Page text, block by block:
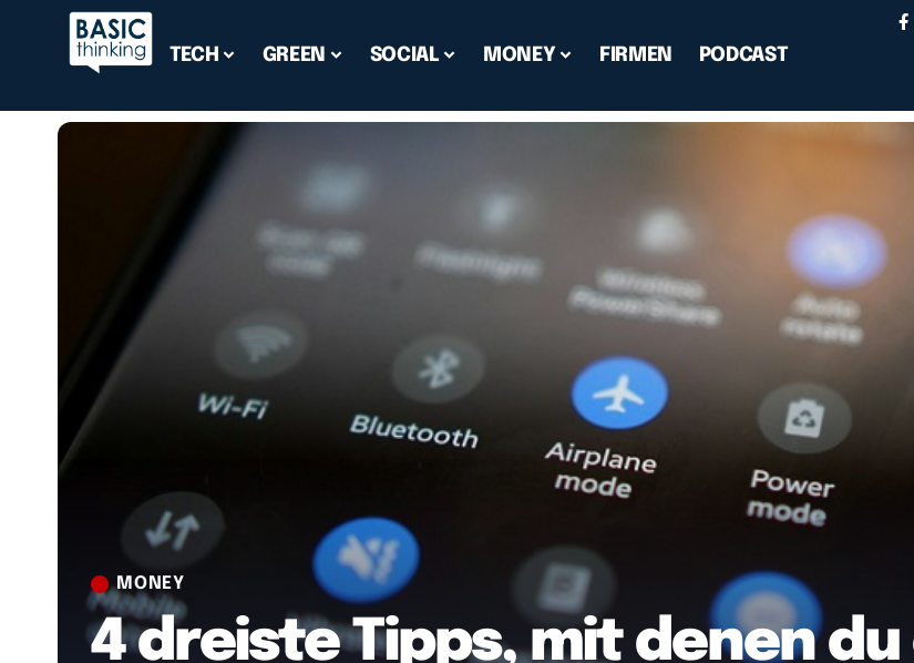
TECH GREEN SOCIAL MONEY FIRMEN PODCAST
MONEY
4 dreiste Tipps, mit denen